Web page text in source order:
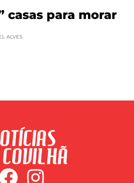
casas para morar
ALVES